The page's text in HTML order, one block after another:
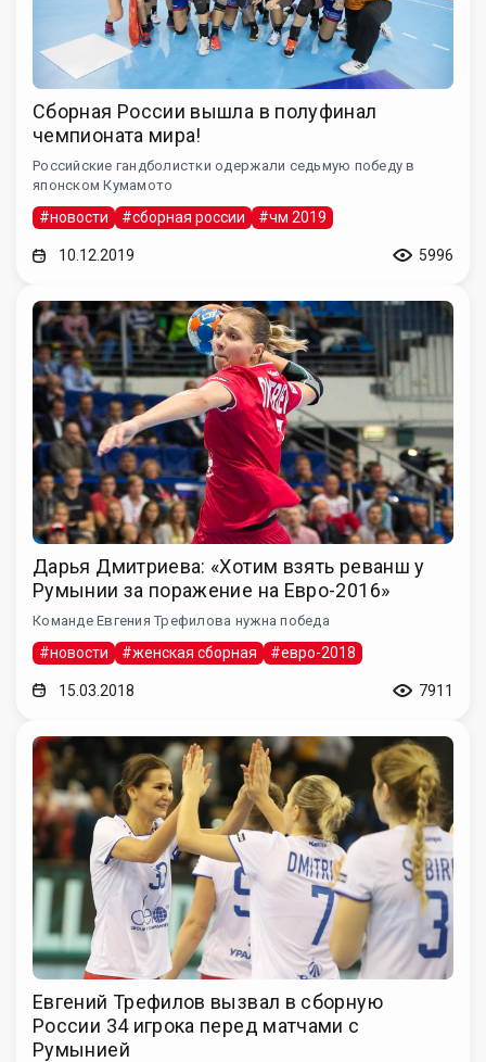
Сборная России вышла в полуфинал
чемпионата мира!
Российские гандболистки одержали седьмую победу в
японском Кумамото
#новости #сборная россии #чм 2019
10.12.2019 5996
Дарья Дмитриева: «Хотим взять реванш у
Румынии за поражение на Евро-2016»
Команде Евгения Трефилова нужна победа
#новости #женская сборная #евро-2018
15.03.2018 7911
Евгений Трефилов вызвал в сборную
России 34 игрока перед матчами с
Румынией